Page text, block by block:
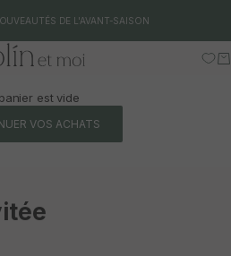
DE L'AVANT-SAISON
moi
est vide
VOS ACHATS